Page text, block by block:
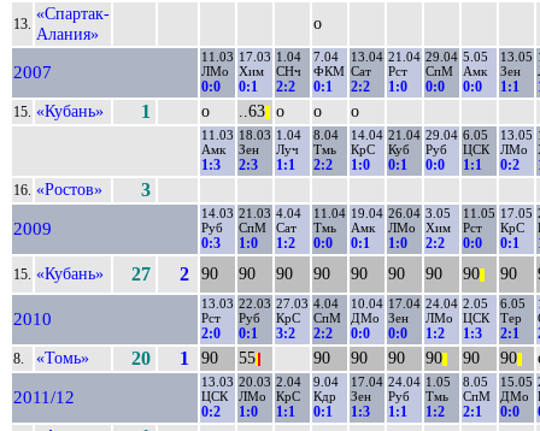
13.
«Спартак-
Алания»
о
2007
11.03
ЛМо
0:0
17.03
Хим
0:1
1.04
СНч
2:2
7.04
ФКМ
0:1
13.04
Сат
2:2
21.04
Рст
1:0
29.04
СпМ
0:0
5.05
Амк
0:0
13.05
Зен
1:1
15. «Кубань» 1 о ..63 о о о
11.03
Амк
1:3
18.03
Зен
2:3
1.04
Луч
1:1
8.04
Тмь
2:2
14.04
КрС
1:0
21.04
Куб
0:1
29.04
Руб
0:0
6.05
ЦСК
1:1
13.05
ЛМо
0:2
16. «Ростов» 3
2009
14.03
Руб
0:3
21.03
СпМ
1:0
4.04
Сат
1:2
11.04
Тмь
0:0
19.04
Амк
0:1
26.04
ЛМо
1:0
3.05
Хим
2:2
11.05
Рст
0:0
17.05
КрС
0:1
15. «Кубань» 27 2 90 90 90 90 90 90 90 90 90
2010
13.03
Рст
2:0
22.03
Руб
0:1
27.03
КрС
3:2
4.04
СпМ
2:2
10.04
ДМо
0:0
17.04
Зен
0:0
24.04
ЛМо
1:2
2.05
ЦСК
1:3
6.05
Тер
2:1
8. «Томь» 20 1 90 55 90 90 90 90 90 90
2011/12
13.03
ЦСК
0:2
20.03
ЛМо
1:0
2.04
КрС
1:1
9.04
Кдр
0:1
17.04
Зен
1:3
24.04
Руб
1:1
1.05
Тмь
1:2
8.05
СпМ
2:1
15.05
ДМо
0:0